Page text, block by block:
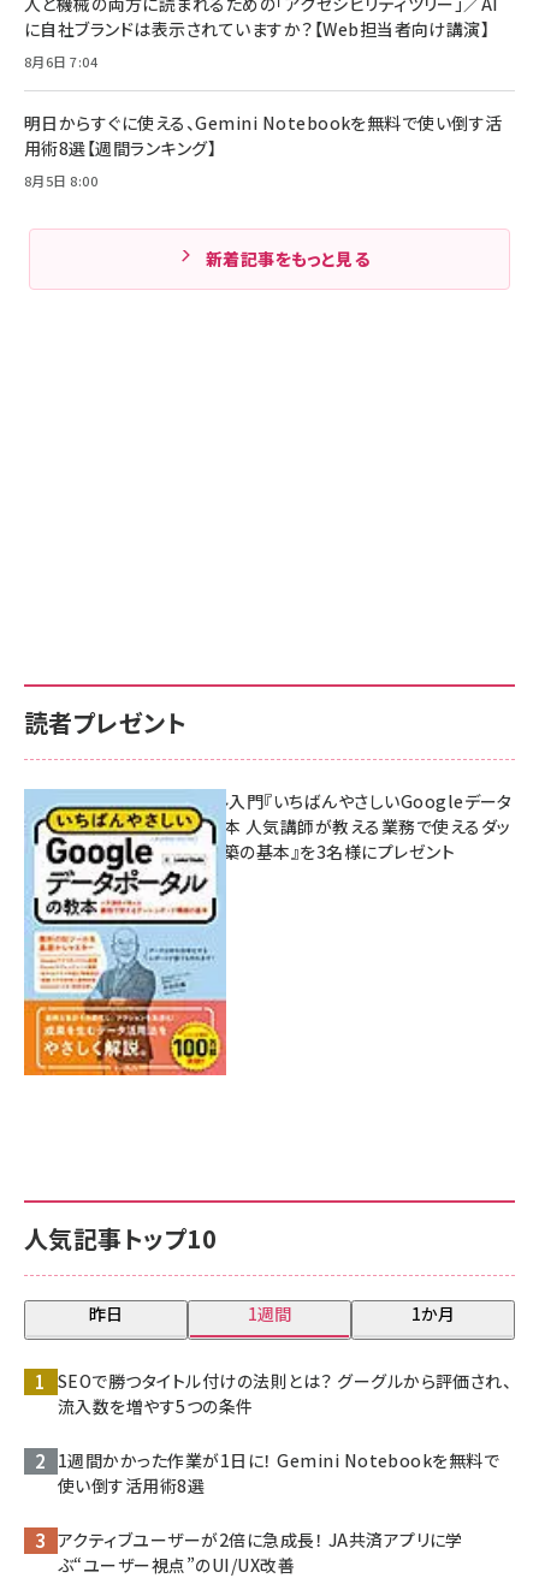
に自社ブランドは表示されていますか？【Web担当者向け講演】
8月6日 7:04
明日からすぐに使える、Gemini Notebookを無料で使い倒す活
用術8選【週間ランキング】
8月5日 8:00
新着記事をもっと見る
人気記事トップ10
昨日 1週間 1か月
SEOで勝つタイトル付けの法則とは？ グーグルから評価され、
流入数を増やす5つの条件
1週間かかった作業が1日に！ Gemini Notebookを無料で
使い倒す活用術8選
アクティブユーザーが2倍に急成長！ JA共済アプリに学
ぶ“ユーザー視点”のUI/UX改善
読者プレゼント
無料BIツール入門『いちばんやさしいGoogleデータ
ポータルの教本 人気講師が教える業務で使えるダッ
シュボード構築の基本』を3名様にプレゼント
7月31日 10:00